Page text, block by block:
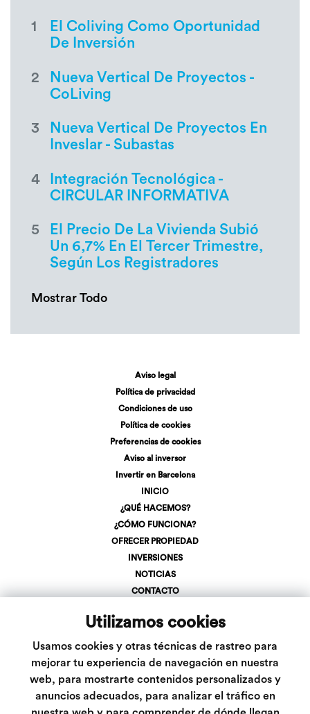
Utilizamos cookies
Usamos cookies y otras técnicas de rastreo para
mejorar tu experiencia de navegación en nuestra
web, para mostrarte contenidos personalizados y
anuncios adecuados, para analizar el tráfico en
1
El Coliving Como Oportunidad
De Inversión
2
Nueva Vertical De Proyectos -
CoLiving
3
Nueva Vertical De Proyectos En
Inveslar - Subastas
4
Integración Tecnológica -
CIRCULAR INFORMATIVA
5
El Precio De La Vivienda Subió
Un 6,7% En El Tercer Trimestre,
Según Los Registradores
Mostrar Todo
Aviso legal
Política de privacidad
Condiciones de uso
Política de cookies
Preferencias de cookies
Aviso al inversor
Invertir en Barcelona
INICIO
¿QUÉ HACEMOS?
¿CÓMO FUNCIONA?
OFRECER PROPIEDAD
INVERSIONES
NOTICIAS
CONTACTO
LOGIN
+34 623 107 275
info@inveslar.com
Follow us